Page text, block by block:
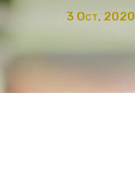
3 Oct, 2020